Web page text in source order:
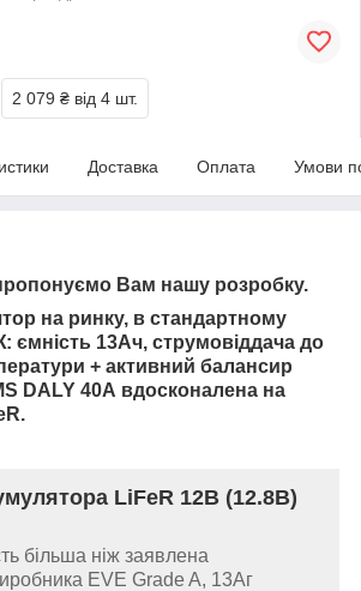
2 079 ₴ від 4 шт.
Доставка Оплата Умови
Вам нашу розробку.
на ринку, в стандартному
ємність 13Ач, струмовіддача до
+ активний балансир
DALY 40А вдосконалена на
LiFeR 12В (12.8В)
більша ніж заявлена
EVE Grade A, 13Аг